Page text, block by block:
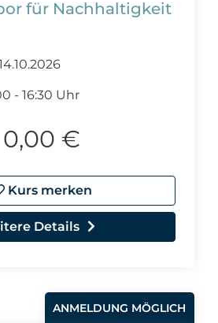
für Nachhaltigkeit
- 16:30 Uhr
0,00 €
Kurs merken
Details
ANMELDUNG MÖGLICH